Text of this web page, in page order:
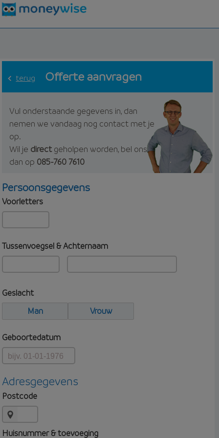
terug Offerte aanvragen
Vul onderstaande gegevens in, dan
nemen we vandaag nog contact met je
op.
Wil je directgeholpen worden, bel ons
dan op 085-760 7610
Persoonsgegevens
Voorletters
Tussenvoegsel & Achternaam
Geslacht
Man
Vrouw
Geboortedatum
Adresgegevens
Postcode
Huisnummer & toevoeging